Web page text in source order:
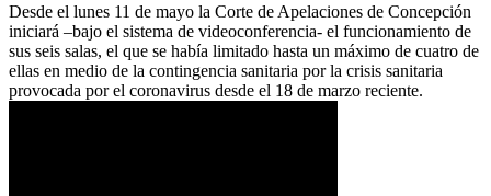
Desde el lunes 11 de mayo la Corte de Apelaciones de Concepción
iniciará –bajo el sistema de videoconferencia- el funcionamiento de
sus seis salas, el que se había limitado hasta un máximo de cuatro de
ellas en medio de la contingencia sanitaria por la crisis sanitaria
provocada por el coronavirus desde el 18 de marzo reciente.